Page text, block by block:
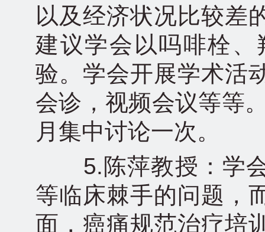
以及经济状况比较差
建议学会以吗啡栓
验。学会开展学术活
会诊，视频会议等等
月集中讨论一次。
5.陈萍教授：学会
等临床棘手的问题，
面，癌痛规范治疗培